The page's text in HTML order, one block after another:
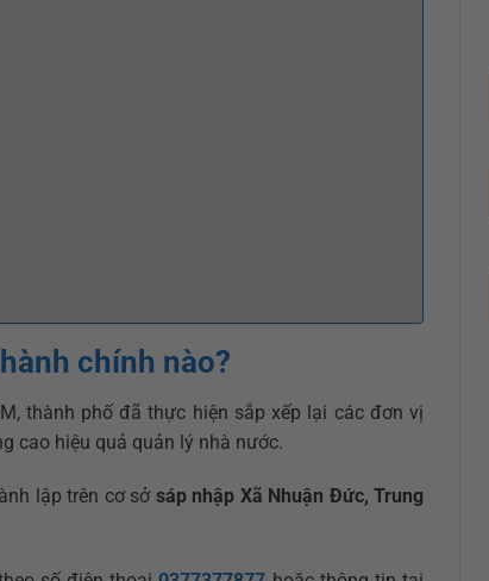
chính nào?
thành phố đã thực hiện sắp xếp lại các đơn vị
cao hiệu quả quản lý nhà nước.
lập trên cơ sở sáp nhập Xã Nhuận Đức, Trung